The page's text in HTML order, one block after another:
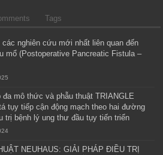
Tags
các nghiên cứu mới nhất liên quan đến
mổ (Postoperative Pancreatic Fistula –
đa mô thức và phẫu thuật TRIANGLE
tụy tiếp cận động mạch theo hai đường
trị bệnh lý ung thư đầu tụy tiến triển
NEUHAUS: GIẢI PHÁP ĐIỀU TRỊ